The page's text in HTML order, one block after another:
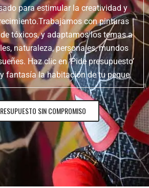
para estimular la creatividad y
con pinturas
tóxicos, y adaptamos los temas a
naturaleza, personajes, mundos
Haz clic en ‘Pide presupuesto’
fantasía la habitación de tu peque.
SIN COMPROMISO